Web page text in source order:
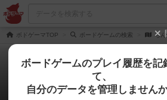
ボドゲーマTOP ボードゲームの検索 ち
ちんぎょすく
1店のカフェ/スペースが提
ボードゲームのプレイ履歴を記
て、
自分のデータを管理しません